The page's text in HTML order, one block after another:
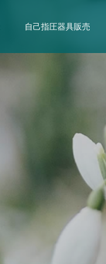
自己指圧器具販売